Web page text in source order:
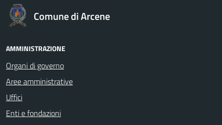
Comune di Arcene
AMMINISTRAZIONE
Organi di governo
Aree amministrative
Uffici
Enti e fondazioni